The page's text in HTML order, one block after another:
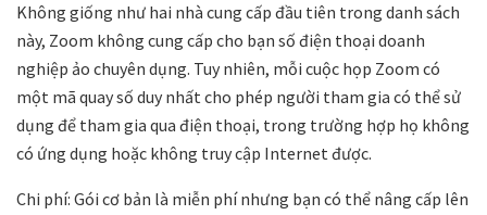
Không giống như hai nhà cung cấp đầu tiên trong danh sách
này, Zoom không cung cấp cho bạn số điện thoại doanh
nghiệp ảo chuyên dụng. Tuy nhiên, mỗi cuộc họp Zoom có
một mã quay số duy nhất cho phép người tham gia có thể sử
dụng để tham gia qua điện thoại, trong trường hợp họ không
có ứng dụng hoặc không truy cập Internet được.
Chi phí: Gói cơ bản là miễn phí nhưng bạn có thể nâng cấp lên